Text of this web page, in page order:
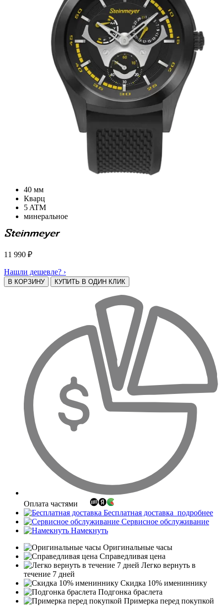
40 мм
Кварц
5 ATM
минеральное
11 990 ₽
Нашли дешевле? ›
В КОРЗИНУ КУПИТЬ В ОДИН КЛИК
Оплата частями
Бесплатная доставка подробнее
Сервисное обслуживание
Намекнуть
Оригинальные часы
Справедливая цена
Легко вернуть в
течение 7 дней
Скидка 10% имениннику
Подгонка браслета
Примерка перед покупкой